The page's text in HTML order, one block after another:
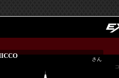
さん